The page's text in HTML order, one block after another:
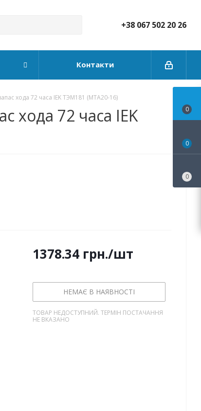
+38 067 502 20 26
Контакти
хода 72 часа IEK ТЭМ181 (MTA20-16)
хода 72 часа IEK
1378.34 грн./шт
НЕМАЄ В НАЯВНОСТІ
ТОВАР НЕДОСТУПНИЙ. ТЕРМІН ПОСТАЧАННЯ
НЕ ВКАЗАНО
0
0
0